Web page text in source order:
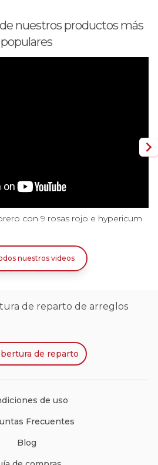
nuestros productos más
populares
con 9 rosas rojo e hypericum
nuestros videos
de reparto de arreglos
de reparto
de uso
Frecuentes
Blog